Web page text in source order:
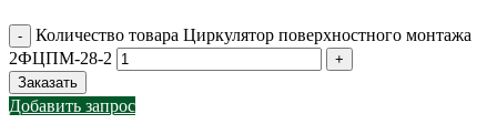
Количество товара Циркулятор поверхностного монтажа
2ФЦПМ-28-2
Заказать
Добавить запрос